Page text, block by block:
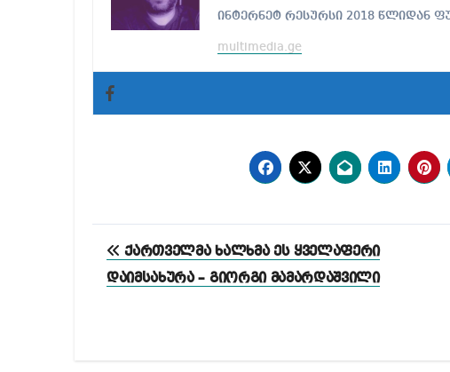
ინტერნეტ რესურსი 2018 წლიდან
multimedia.ge
პოსტის
ნავიგაცია
ქართველმა ხალხმა ეს ყველაფერი
დაიმსახურა – გიორგი მამარდაშვილი